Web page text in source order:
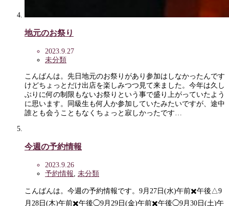
地元のお祭り
2023.9.27
未分類
こんばんは。先日地元のお祭りがあり参加はしなかったんです
けどちょっとだけ出店を楽しみつつ見て来ました。今年は久し
ぶりに何の制限もないお祭りという事で盛り上がっていたよう
に思います。同級生も何人か参加していたみたいですが、途中
誰とも会うこともなくちょっと寂しかったです…
今週の予約情報
2023.9.26
予約情報 未分類
こんばんは。今週の予約情報です。9月27日(水)午前✖️午後△9
月28日(木)午前✖️午後◯9月29日(金)午前✖️午後◯9月30日(土)午